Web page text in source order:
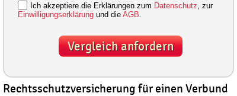
Ich akzeptiere die Erklärungen zum Datenschutz , zur
Einwilligungserklärung und die AGB.
Vergleich anfordern
Rechtsschutzversicherung für einen Verbund